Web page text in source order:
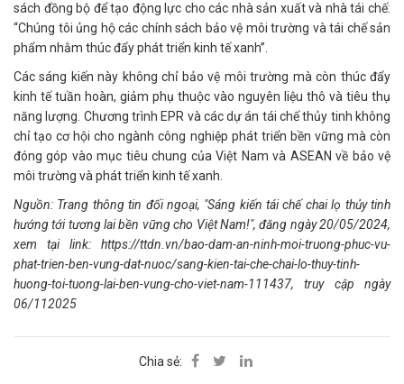
sách đồng bộ để tạo động lực cho các nhà sản xuất và nhà tái chế:
“Chúng tôi ủng hộ các chính sách bảo vệ môi trường và tái chế sản
phẩm nhằm thúc đẩy phát triển kinh tế xanh”.
Các sáng kiến này không chỉ bảo vệ môi trường mà còn thúc đẩy
kinh tế tuần hoàn, giảm phụ thuộc vào nguyên liệu thô và tiêu thụ
năng lượng. Chương trình EPR và các dự án tái chế thủy tinh không
chỉ tạo cơ hội cho ngành công nghiệp phát triển bền vững mà còn
đóng góp vào mục tiêu chung của Việt Nam và ASEAN về bảo vệ
môi trường và phát triển kinh tế xanh.
Nguồn: Trang thông tin đối ngoại, "Sáng kiến tái chế chai lọ thủy tinh
hướng tới tương lai bền vững cho Việt Nam!", đăng ngày 20/05/2024,
xem tại link: https://ttdn.vn/bao-dam-an-ninh-moi-truong-phuc-vu-
phat-trien-ben-vung-dat-nuoc/sang-kien-tai-che-chai-lo-thuy-tinh-
huong-toi-tuong-lai-ben-vung-cho-viet-nam-111437, truy cập ngày
06/112025
Chia sẻ: